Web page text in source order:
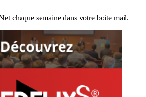
chaque semaine dans votre boite mail.